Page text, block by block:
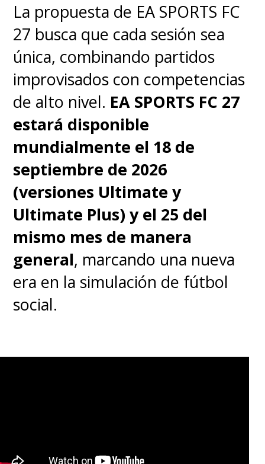
La propuesta de EA SPORTS FC
27 busca que cada sesión sea
única, combinando partidos
improvisados con competencias
de alto nivel. EA SPORTS FC 27
estará disponible
mundialmente el 18 de
septiembre de 2026
(versiones Ultimate y
Ultimate Plus) y el 25 del
mismo mes de manera
general, marcando una nueva
era en la simulación de fútbol
social.